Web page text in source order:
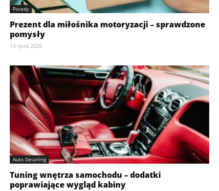
Porady
Prezent dla miłośnika motoryzacji – sprawdzone
pomysły
13 lipca 2026
Auto Detailing
Tuning wnętrza samochodu – dodatki
poprawiające wygląd kabiny